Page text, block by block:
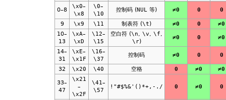
0–8
\x0–
\x8
\0–
\10
控制码 (NUL 等) ≠0 0 0
9 \x9 \11 制表符 (\t) ≠0 0
≠0
10–
13
\xA–
\xD
\12–
\15
空白符 (\n, \v, \f,
\r)
≠0 0 ≠0
14–
31
\xE–
\x1F
\16–
\37
控制码 ≠0 0 0
32 \x20 \40 空格 0 ≠0 ≠0
33–
47
\x21
–
\x2F
\41–
\57
!"#$%&'()*+,-./ 0 ≠0 0